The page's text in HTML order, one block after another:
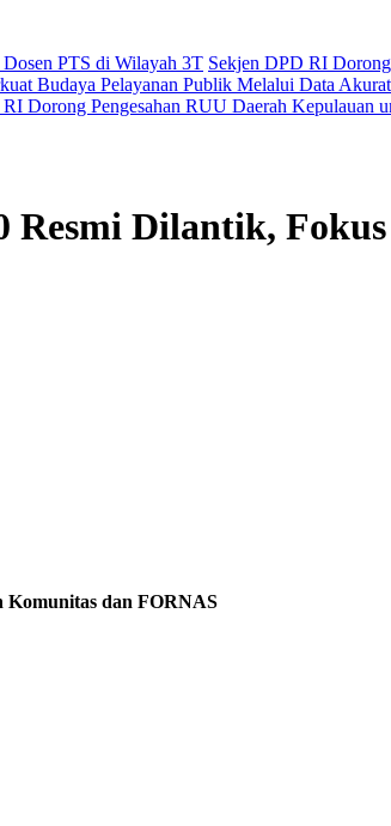
PTS di Wilayah 3T Sekjen DPD RI
Budaya Pelayanan Publik Melalui Data
Dorong Pengesahan RUU Daerah Kepulauan
Dilantik,
Komunitas dan FORNAS